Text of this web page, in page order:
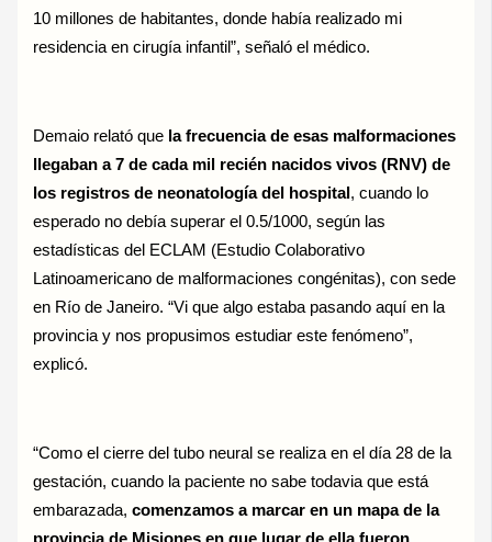
10 millones de habitantes, donde había realizado mi
residencia en cirugía infantil”, señaló el médico.
Demaio relató que la frecuencia de esas malformaciones
llegaban a 7 de cada mil recién nacidos vivos (RNV) de
los registros de neonatología del hospital , cuando lo
esperado no debía superar el 0.5/1000, según las
estadísticas del ECLAM (Estudio Colaborativo
Latinoamericano de malformaciones congénitas), con sede
en Río de Janeiro. “Vi que algo estaba pasando aquí en la
provincia y nos propusimos estudiar este fenómeno”,
explicó.
“Como el cierre del tubo neural se realiza en el día 28 de la
gestación, cuando la paciente no sabe todavia que está
embarazada,comenzamos a marcar en un mapa de la